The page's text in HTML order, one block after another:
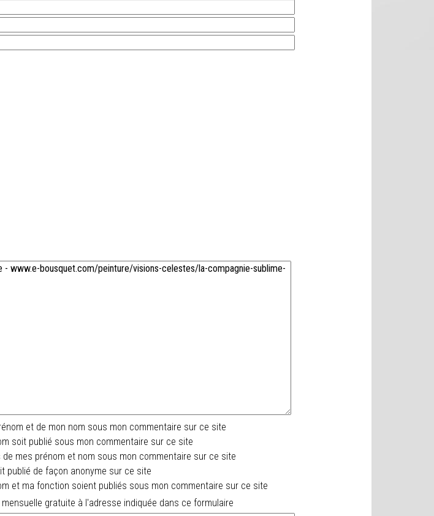
et de mon nom sous mon commentaire sur ce site
soit publié sous mon commentaire sur ce site
mes prénom et nom sous mon commentaire sur ce site
publié de façon anonyme sur ce site
et ma fonction soient publiés sous mon commentaire sur ce site
gratuite à l'adresse indiquée dans ce formulaire